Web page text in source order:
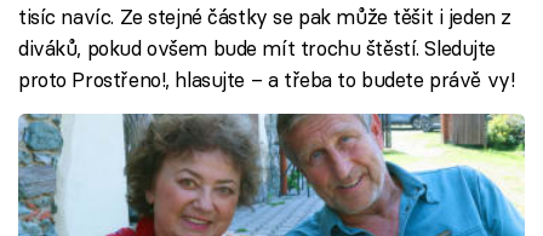
tisíc navíc. Ze stejné částky se pak může těšit i jeden z
diváků, pokud ovšem bude mít trochu štěstí. Sledujte
proto Prostřeno!, hlasujte – a třeba to budete právě vy!